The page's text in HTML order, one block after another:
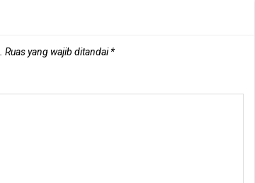
Ruas yang wajib ditandai*